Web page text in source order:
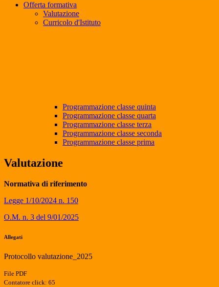
Offerta formativa
Valutazione
Curricolo d'Istituto
Programmazione classe quinta
Programmazione classe quarta
Programmazione classe terza
Programmazione classe seconda
Programmazione classe prima
Valutazione
Normativa di riferimento
Legge 1/10/2024 n. 150
O.M. n. 3 del 9/01/2025
Allegati
Protocollo valutazione_2025
File PDF
Contatore click: 65